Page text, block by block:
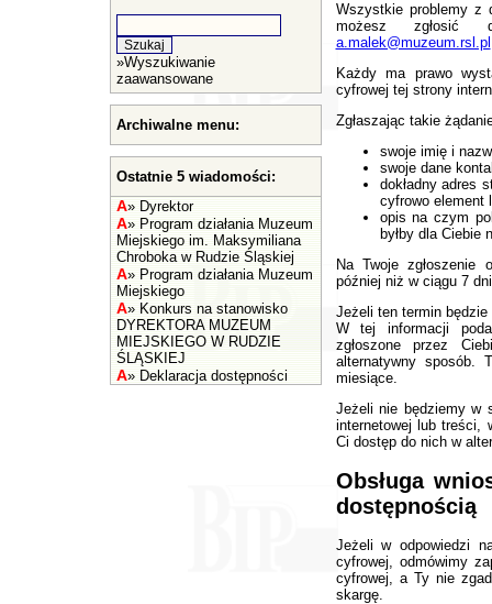
»Wyszukiwanie
zaawansowane
Archiwalne menu:
Ostatnie 5 wiadomości:
A» Dyrektor
A» Program działania Muzeum
Miejskiego im. Maksymiliana
Chroboka w Rudzie Śląskiej
A» Program działania Muzeum
Miejskiego
A» Konkurs na stanowisko
DYREKTORA MUZEUM
MIEJSKIEGO W RUDZIE
ŚLĄSKIEJ
A» Deklaracja dostępności
Wszystkie problemy z
możesz
a.malek@muzeum.rsl.pl
Każdy ma prawo
cyfrowej tej strony
Zgłaszając takie
swoje imię i
swoje dane
dokładny adres
cyfrowo element
opis na czym
byłby dla Ciebie
Na Twoje zgłoszenie
później niż w ciągu 7
Jeżeli ten termin
W tej informacji
zgłoszone przez
alternatywny sposób.
miesiące.
Jeżeli nie będziemy w
internetowej lub treści,
Ci dostęp do nich w
Obsługa
dostępnością
Jeżeli w odpowiedzi
cyfrowej, odmówimy
cyfrowej, a Ty nie
skargę.